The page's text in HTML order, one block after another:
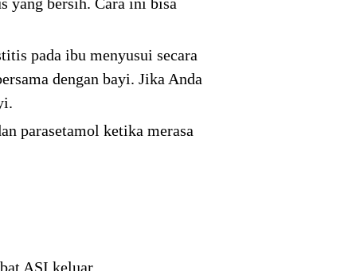
pada ibu menyusui secara
dengan bayi. Jika Anda
parasetamol ketika merasa
ASI keluar.